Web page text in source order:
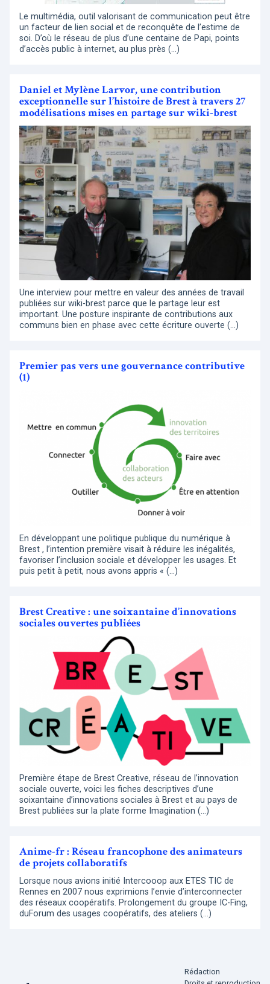
Le multimédia, outil valorisant de communication peut être
un facteur de lien social et de reconquête de l’estime de
soi. D’où le réseau de plus d’une centaine de Papi, points
d’accès public à internet, au plus près (…)
Daniel et Mylène Larvor, une contribution
exceptionnelle sur l’histoire de Brest à travers 27
modélisations mises en partage sur wiki-brest
Une interview pour mettre en valeur des années de travail
publiées sur wiki-brest parce que le partage leur est
important. Une posture inspirante de contributions aux
communs bien en phase avec cette écriture ouverte (…)
Premier pas vers une gouvernance contributive
(1)
En développant une politique publique du numérique à
Brest , l’intention première visait à réduire les inégalités,
favoriser l’inclusion sociale et développer les usages. Et
puis petit à petit, nous avons appris « (…)
Brest Creative : une soixantaine d’innovations
sociales ouvertes publiées
Première étape de Brest Creative, réseau de l’innovation
sociale ouverte, voici les fiches descriptives d’une
soixantaine d’innovations sociales à Brest et au pays de
Brest publiées sur la plate forme Imagination (…)
Anime-fr : Réseau francophone des animateurs
de projets collaboratifs
Lorsque nous avions initié Intercooop aux ETES TIC de
Rennes en 2007 nous exprimions l’envie d’interconnecter
des réseaux coopératifs. Prolongement du groupe IC-Fing,
duForum des usages coopératifs, des ateliers (…)
Rédaction